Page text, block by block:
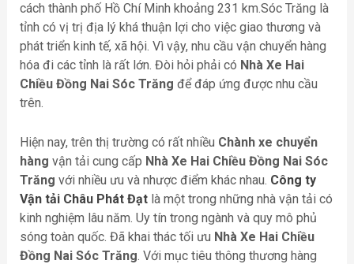
cách thành phố Hồ Chí Minh khoảng 231 km.Sóc Trăng là
tỉnh có vị trị địa lý khá thuận lợi cho việc giao thương và
phát triển kinh tế, xã hội. Vì vậy, nhu cầu vận chuyển hàng
hóa đi các tỉnh là rất lớn. Đòi hỏi phải có Nhà Xe Hai
Chiều Đồng Nai Sóc Trăng để đáp ứng được nhu cầu
trên.
Hiện nay, trên thị trường có rất nhiều Chành xe chuyển
hàng vận tải cung cấp Nhà Xe Hai Chiều Đồng Nai Sóc
Trăng với nhiều ưu và nhược điểm khác nhau. Công ty
Vận tải Châu Phát Đạtlà một trong những nhà vận tải có
kinh nghiệm lâu năm. Uy tín trong ngành và quy mô phủ
sóng toàn quốc. Đã khai thác tối ưu Nhà Xe Hai Chiều
Đồng Nai Sóc Trăng . Với mục tiêu thông thương hàng